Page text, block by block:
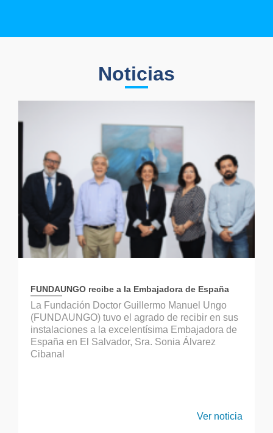
Noticias
FUNDAUNGO recibe a la Embajadora de España
La Fundación Doctor Guillermo Manuel Ungo
(FUNDAUNGO) tuvo el agrado de recibir en sus
instalaciones a la excelentísima Embajadora de
España en El Salvador, Sra. Sonia Álvarez
Cibanal
Ver noticia